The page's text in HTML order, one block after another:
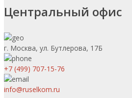
Центральный офис
г. Москва, ул. Бутлерова, 17Б
+7 (499) 707-15-76
info@ruselkom.ru